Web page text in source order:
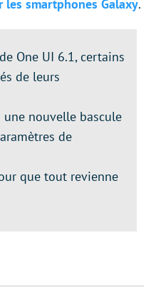
smartphones Galaxy.
One UI 6.1, certains
de leurs
nouvelle bascule
de
que tout revienne